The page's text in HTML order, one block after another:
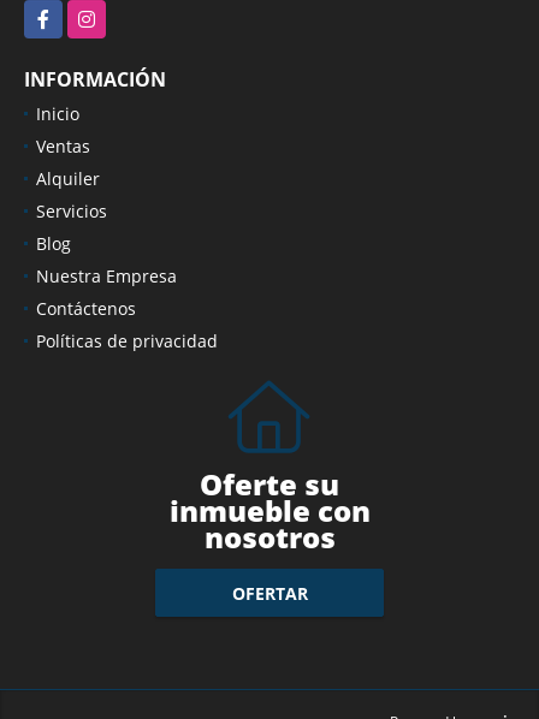
FacebookInstagram
INFORMACIÓN
Inicio
Ventas
Alquiler
Servicios
Blog
Nuestra Empresa
Contáctenos
Políticas de privacidad
Oferte su
inmueble con
nosotros
OFERTAR